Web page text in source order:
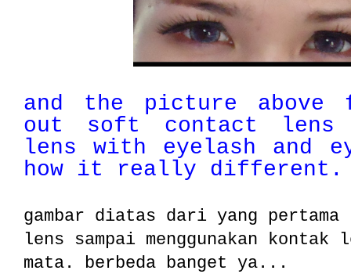
and the picture
out soft contact lens
lens with eyelash and
how it really
gambar diatas dari yang pertama
lens sampai menggunakan
mata. berbeda banget ya...